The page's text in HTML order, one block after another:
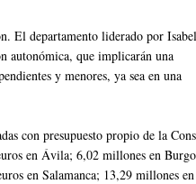
El departamento liderado por Isabel
autonómica, que implicarán una
y menores, ya sea en una
con presupuesto propio de la
en Ávila; 6,02 millones en
en Salamanca; 13,29 millones en